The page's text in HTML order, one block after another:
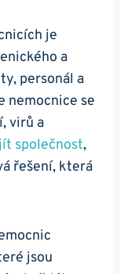
je
a
personál a
nemocnice se
virů a
společnost,
řešení, která
jsou